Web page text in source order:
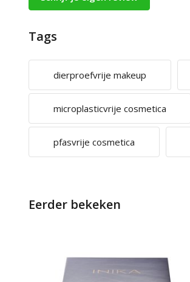
Tags
dierproefvrije makeup
microplasticvrije cosmetica
pfasvrije cosmetica
Eerder bekeken